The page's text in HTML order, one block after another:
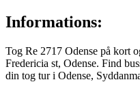
Informations:
Tog Re 2717 Odense på kort
Fredericia st, Odense. Find
din tog tur i Odense,